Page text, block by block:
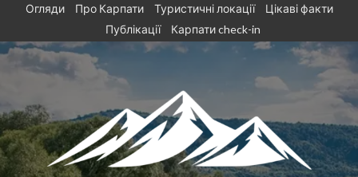
content
Огляди Про Карпати Туристичні локації
Цікаві факти
Публікації
Карпати check-in